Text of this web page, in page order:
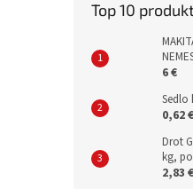
Top 10
6 €
Sedlo
0,62 €
Drot
kg,
2,83 €